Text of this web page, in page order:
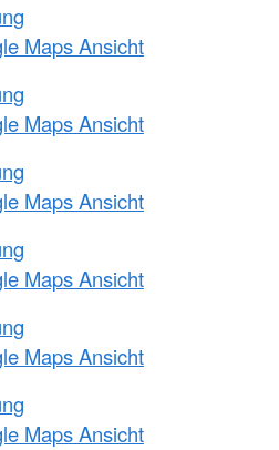
Maps Ansicht
Maps Ansicht
Maps Ansicht
Maps Ansicht
Maps Ansicht
Maps Ansicht